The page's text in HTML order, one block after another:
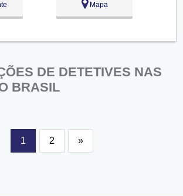
Mapa
DE DETETIVES NAS
BRASIL
1 2 »